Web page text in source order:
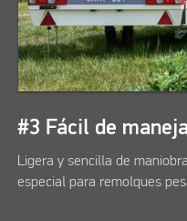
#3 Fácil de
Ligera y sencilla de
especial para remolques